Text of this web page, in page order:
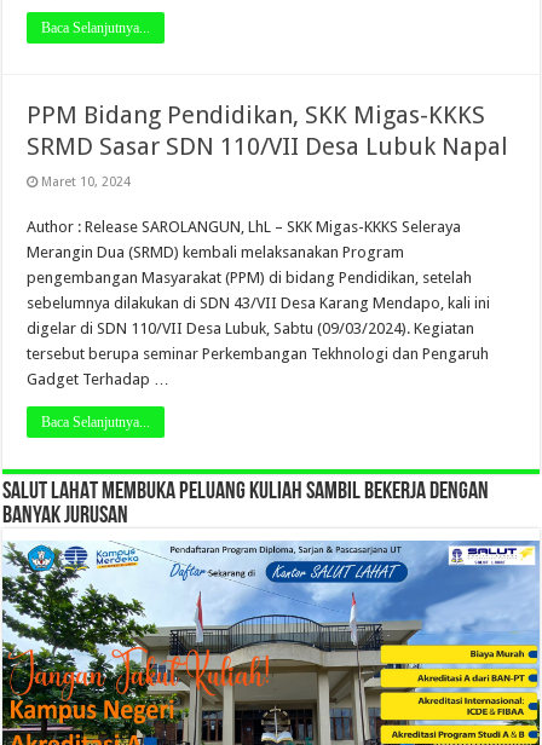
Baca Selanjutnya...
PPM Bidang Pendidikan, SKK Migas-KKKS
SRMD Sasar SDN 110/VII Desa Lubuk Napal
Maret 10, 2024
Author : Release SAROLANGUN, LhL – SKK Migas-KKKS Seleraya
Merangin Dua (SRMD) kembali melaksanakan Program
pengembangan Masyarakat (PPM) di bidang Pendidikan, setelah
sebelumnya dilakukan di SDN 43/VII Desa Karang Mendapo, kali ini
digelar di SDN 110/VII Desa Lubuk, Sabtu (09/03/2024). Kegiatan
tersebut berupa seminar Perkembangan Tekhnologi dan Pengaruh
Gadget Terhadap …
Baca Selanjutnya...
SALUT LAHAT MEMBUKA PELUANG KULIAH SAMBIL BEKERJA DENGAN
BANYAK JURUSAN